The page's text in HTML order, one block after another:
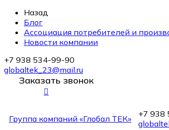
Назад
Блог
Ассоциация потребителей и
Новости компании
+7 938 534-99-90
globaltek_23@mail.ru
Заказать звонок
Группа компаний «Глобал ТЕК»
+7 938